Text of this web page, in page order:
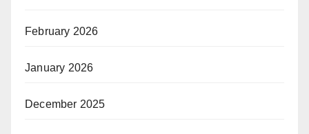
February 2026
January 2026
December 2025